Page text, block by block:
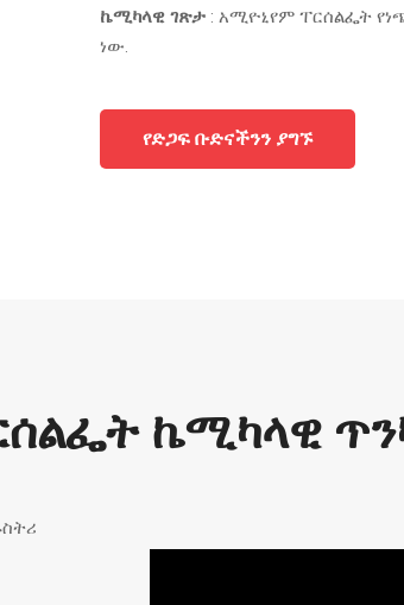
ኬሚካላዊ ገጽታ : አሚዮኒየም ፐርሰልፌት
ነው.
የድጋፍ ቡድናችንን ያግኙ
ኬሚካላዊ